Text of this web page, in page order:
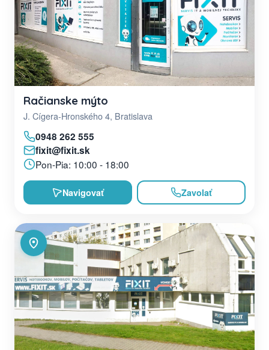
Račianske mýto
J. Cígera-Hronského 4, Bratislava
0948 262 555
fixit@fixit.sk
Pon-Pia: 10:00 - 18:00
Navigovať Zavolať